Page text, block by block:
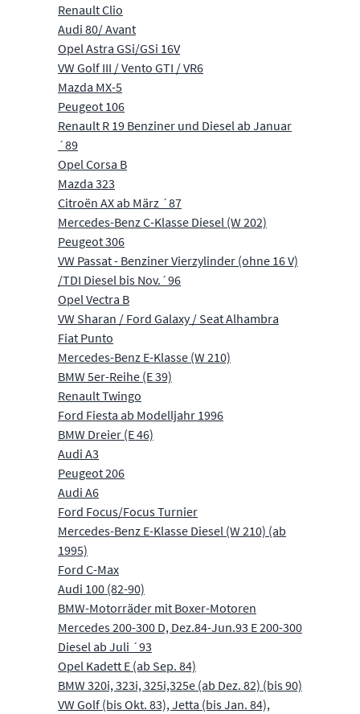
Renault Clio
Audi 80/ Avant
Opel Astra GSi/GSi 16V
VW Golf III / Vento GTI / VR6
Mazda MX-5
Peugeot 106
Renault R 19 Benziner und Diesel ab Januar
´89
Opel Corsa B
Mazda 323
Citroën AX ab März ´87
Mercedes-Benz C-Klasse Diesel (W 202)
Peugeot 306
VW Passat - Benziner Vierzylinder (ohne 16 V)
/TDI Diesel bis Nov.´96
Opel Vectra B
VW Sharan / Ford Galaxy / Seat Alhambra
Fiat Punto
Mercedes-Benz E-Klasse (W 210)
BMW 5er-Reihe (E 39)
Renault Twingo
Ford Fiesta ab Modelljahr 1996
BMW Dreier (E 46)
Audi A3
Peugeot 206
Audi A6
Ford Focus/Focus Turnier
Mercedes-Benz E-Klasse Diesel (W 210) (ab
1995)
Ford C-Max
Audi 100 (82-90)
BMW-Motorräder mit Boxer-Motoren
Mercedes 200-300 D, Dez.84-Jun.93 E 200-300
Diesel ab Juli ´93
Opel Kadett E (ab Sep. 84)
BMW 320i, 323i, 325i,325e (ab Dez. 82) (bis 90)
VW Golf (bis Okt. 83), Jetta (bis Jan. 84),